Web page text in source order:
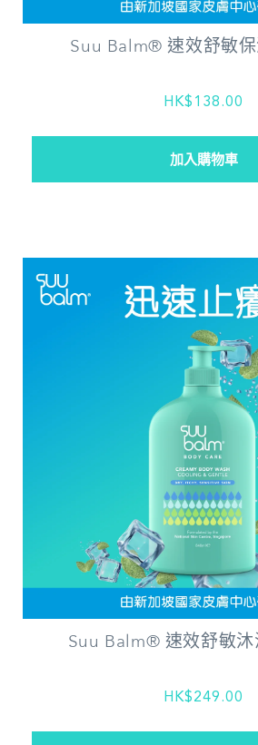
Suu Balm® 速效舒敏
HK$138.00
Suu Balm® 速效舒敏沐
HK$249.00